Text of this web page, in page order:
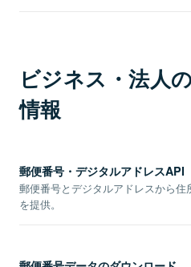
ビジネス・法人
情報
郵便番号・デジタルアドレスAPI
郵便番号とデジタルアドレスから
を提供。